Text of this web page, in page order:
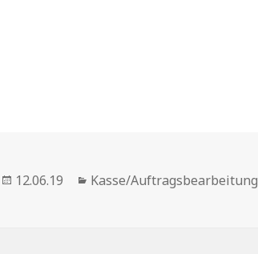
Veröffentlicht
12.06.19 Kategorien
Kasse/Auftragsbearbeitung